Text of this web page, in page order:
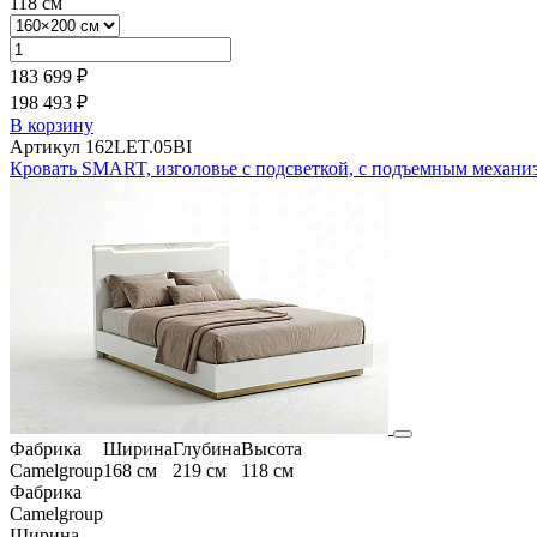
183 699 ₽
198 493 ₽
В корзину
Артикул 162LET.05BI
Кровать SMART, изголовье с подсветкой, с подъемным
Фабрика
Camelgroup
Ширина
168 см
Глубина
219 см
Высота
118 см
Фабрика
Camelgroup